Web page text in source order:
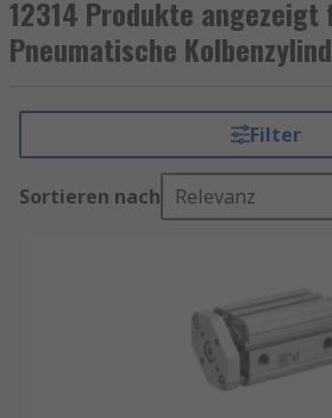
wandeln Druckluft in lineare
bieten eine zuverlässige,
der Verpackungsindustrie, im
oder in der Fertigung –
präzise Bewegungen und hohe
Pneumatikzylinder kaufen
Ein Pneumatikzylinder besteht aus
Zylinderrohr, einem Kolben und
Kolbenstange. Durch die Zufuhr
bewegt sich der Kolben im
12314 Produkte angezeigt
Pneumatische
Filter
Sortieren nach Relevanz